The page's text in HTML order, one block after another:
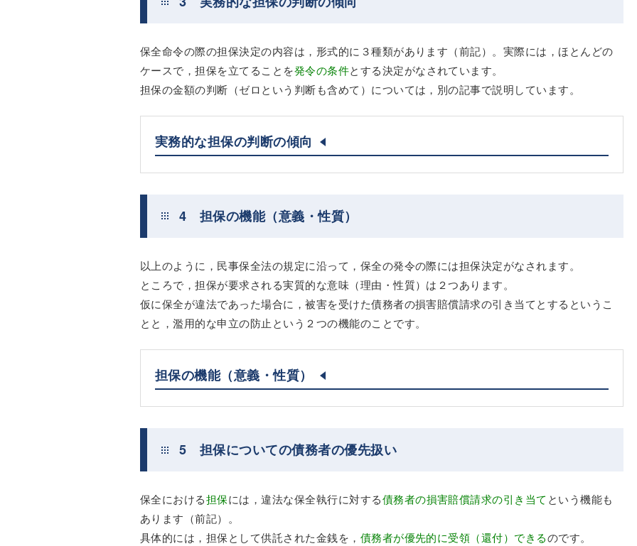
保全命令の際の担保決定の内容は，形式的に３種類があります（前記）。実際には，ほとんどの
ケースで，担保を立てることを発令の条件とする決定がなされています。
担保の金額の判断（ゼロという判断も含めて）については，別の記事で説明しています。
実務的な担保の判断の傾向
4 担保の機能（意義・性質）
以上のように，民事保全法の規定に沿って，保全の発令の際には担保決定がなされます。
ところで，担保が要求される実質的な意味（理由・性質）は２つあります。
仮に保全が違法であった場合に，被害を受けた債務者の損害賠償請求の引き当てとするというこ
とと，濫用的な申立の防止という２つの機能のことです。
担保の機能（意義・性質）
5 担保についての債務者の優先扱い
保全における担保には，違法な保全執行に対する債務者の損害賠償請求の引き当て という機能も
あります（前記）。
具体的には，担保として供託された金銭を， 債務者が優先的に受領（還付）できるのです。